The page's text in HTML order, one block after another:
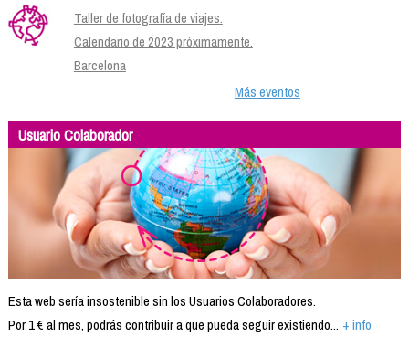
Taller de fotografía de viajes.
Calendario de 2023 próximamente.
Barcelona
Más eventos
Usuario Colaborador
Esta web sería insostenible sin los Usuarios Colaboradores.
Por 1 € al mes, podrás contribuir a que pueda seguir existiendo... + info